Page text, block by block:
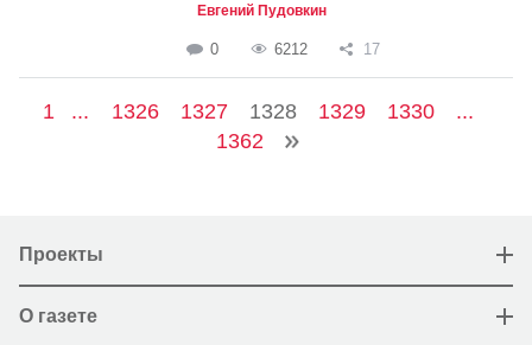
Евгений Пудовкин
0 6212 17
1 ... 1326 1327 1328 1329 1330
...
1362
Проекты
О газете